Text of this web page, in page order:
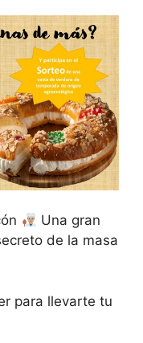
Una gran
de la masa
para llevarte tu